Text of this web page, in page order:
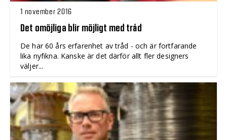
1 november 2016
Det omöjliga blir möjligt med tråd
De har 60 års erfarenhet av tråd - och är fortfarande
lika nyfikna. Kanske är det därför allt fler designers
väljer...